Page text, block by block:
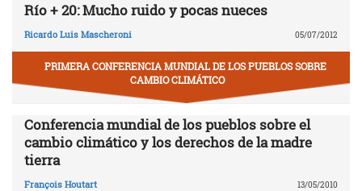
Río + 20: Mucho ruido y pocas nueces
Ricardo Luis Mascheroni 05/07/2012
PRIMERA CONFERENCIA MUNDIAL DE LOS PUEBLOS SOBRE
CAMBIO CLIMÁTICO
Conferencia mundial de los pueblos sobre el
cambio climático y los derechos de la madre
tierra
François Houtart 13/05/2010